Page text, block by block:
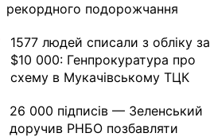
рекордного подорожчання
1577 людей списали з обліку за
$10 000: Генпрокуратура про
схему в Мукачівському ТЦК
26 000 підписів — Зеленський
доручив РНБО позбавляти